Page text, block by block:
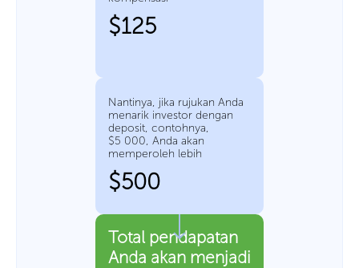
$125
Nantinya, jika rujukan Anda
menarik investor dengan
deposit, contohnya,
$5 000, Anda akan
memperoleh lebih
$500
Total pendapatan
Anda akan menjadi